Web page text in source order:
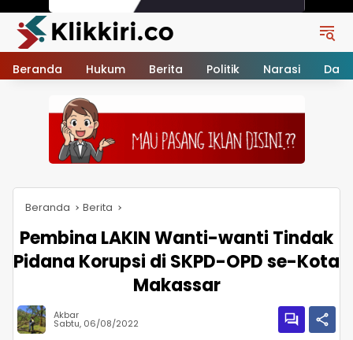
Beranda Hukum Berita Politik Narasi
Beranda Berita
Pembina LAKIN Wanti-wanti Tindak
Pidana Korupsi di SKPD-OPD se-Kota
Makassar
Akbar
Sabtu, 06/08/2022